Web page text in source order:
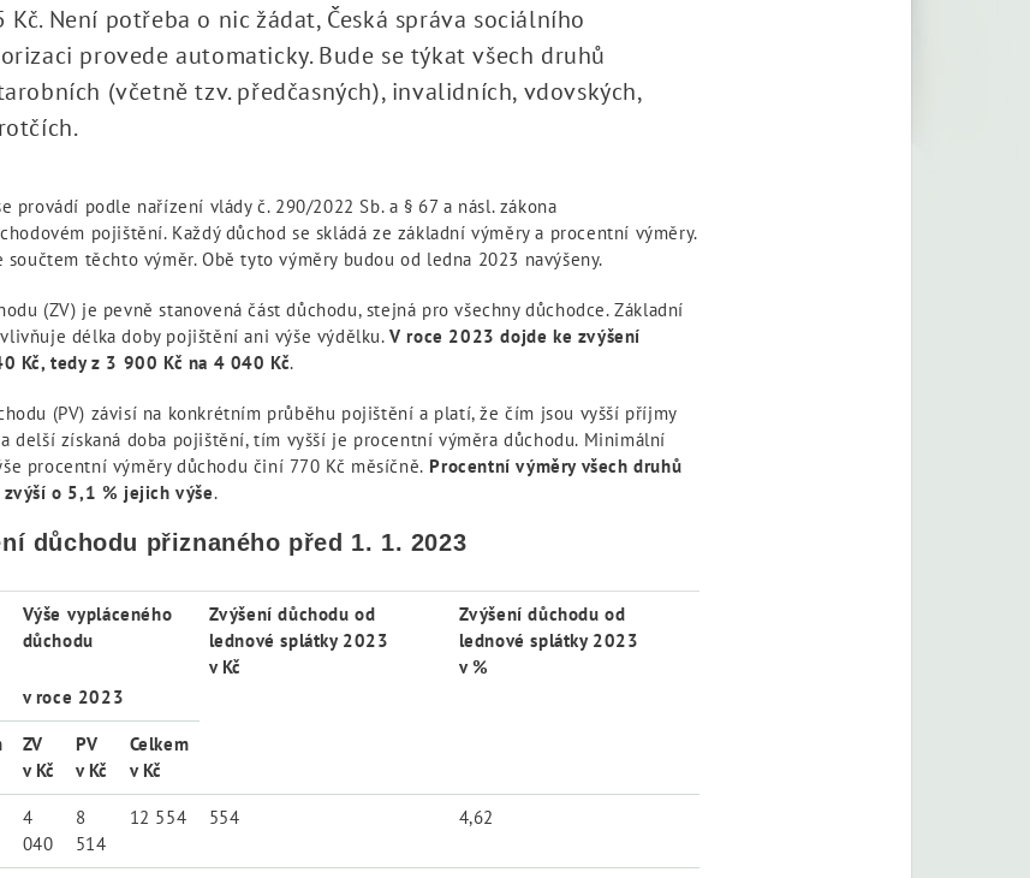
Není potřeba o nic žádat, Česká správa sociálního
provede automaticky. Bude se týkat všech druhů
(včetně tzv. předčasných), invalidních, vdovských,
provádí podle nařízení vlády č. 290/2022 Sb. a § 67 a násl. zákona
pojištění. Každý důchod se skládá ze základní výměry a procentní výměry.
součtem těchto výměr. Obě tyto výměry budou od ledna 2023 navýšeny.
(ZV) je pevně stanovená část důchodu, stejná pro všechny důchodce. Základní
délka doby pojištění ani výše výdělku.V roce 2023 dojde ke zvýšení
Kč, tedy z 3 900 Kč na 4 040 Kč.
(PV) závisí na konkrétním průběhu pojištění a platí, že čím jsou vyšší příjmy
delší získaná doba pojištění, tím vyšší je procentní výměra důchodu. Minimální
procentní výměry důchodu činí 770 Kč měsíčně. Procentní výměry všech druhů
o 5,1 % jejich výše.
důchodu přiznaného před 1. 1. 2023
Výše vypláceného
důchodu
v roce 2023
Zvýšení důchodu od
lednové splátky 2023
v Kč
Zvýšení důchodu od
lednové splátky 2023
v %
ZV
v Kč
PV
v Kč
Celkem
v Kč
4
040
8
514
12 554 554 4,62